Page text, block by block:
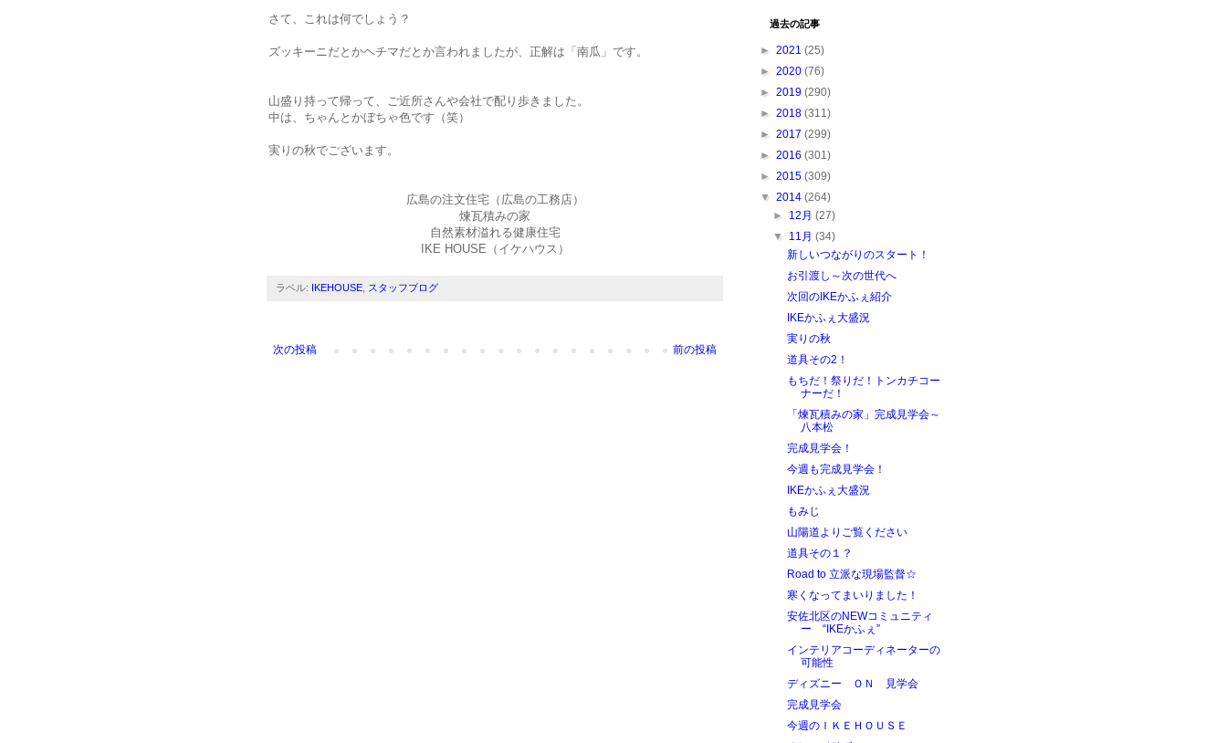
さて、これは何でしょう？
ズッキーニだとかヘチマだとか言われましたが、正解は「南瓜」です。
山盛り持って帰って、ご近所さんや会社で配り歩きました。
中は、ちゃんとかぼちゃ色です（笑）
実りの秋でございます。
広島の注文住宅（広島の工務店）
煉瓦積みの家
自然素材溢れる健康住宅
IKE HOUSE（イケハウス）
ラベル: IKEHOUSE スタッフブログ
次の投稿 前の投稿
過去の記事
► 2021 (25)
► 2020 (76)
► 2019 (290)
► 2018 (311)
► 2017 (299)
► 2016 (301)
► 2015 (309)
▼ 2014 (264)
► 12月 (27)
▼
11月 (34)
新しいつながりのスタート！
お引渡し～次の世代へ
次回のIKEかふぇ紹介
IKEかふぇ大盛況
実りの秋
道具その2！
もちだ！祭りだ！トンカチコー
ナーだ！
「煉瓦積みの家」完成見学会～
八本松
完成見学会！
今週も完成見学会！
IKEかふぇ大盛況
もみじ
山陽道よりご覧ください
道具その１？
Road to 立派な現場監督☆
寒くなってまいりました！
安佐北区のNEWコミュニティ
ー “IKEかふぇ”
インテリアコーディネーターの
可能性
ディズニー ＯＮ 見学会
完成見学会
今週のＩＫＥＨＯＵＳＥ